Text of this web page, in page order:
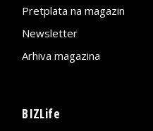
Pretplata na magazin
Newsletter
Arhiva magazina
BIZLife